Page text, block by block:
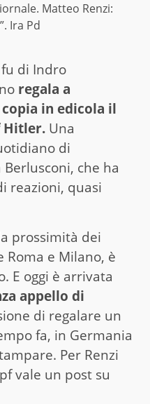
Matteo Renzi:
Ira Pd
di Indro
regala a
in edicola il
Hitler. Una
di
che ha
reazioni, quasi
prossimità dei
e Milano, è
E oggi è arrivata
appello di
di regalare un
fa, in Germania
Per Renzi
vale un post su